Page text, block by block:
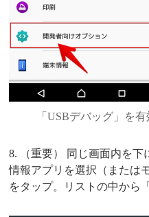
「USBデバッグ」を
8. （重要） 同じ画面内を
情報アプリを選択（または
をタップ。リストの中から